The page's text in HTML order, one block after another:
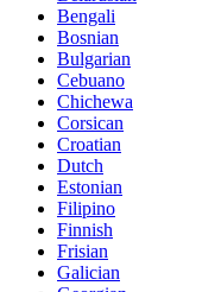
Bengali
Bosnian
Bulgarian
Cebuano
Chichewa
Corsican
Croatian
Dutch
Estonian
Filipino
Finnish
Frisian
Galician